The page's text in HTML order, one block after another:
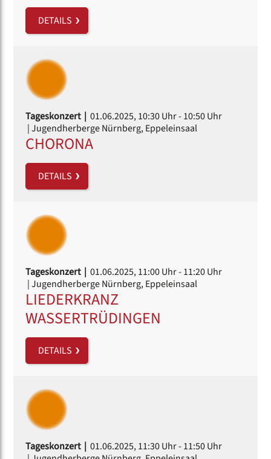
DETAILS
Tageskonzert | 01.06.2025, 10:30 Uhr- 10:50 Uhr
| Jugendherberge Nürnberg, Eppeleinsaal
CHORONA
DETAILS
Tageskonzert | 01.06.2025, 11:00 Uhr- 11:20 Uhr
| Jugendherberge Nürnberg, Eppeleinsaal
LIEDERKRANZ
WASSERTRÜDINGEN
DETAILS
Tageskonzert | 01.06.2025, 11:30 Uhr- 11:50 Uhr